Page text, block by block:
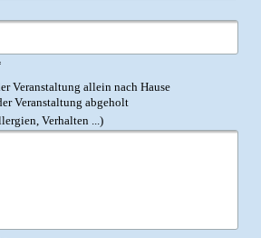
Veranstaltung allein nach Hause
Veranstaltung abgeholt
Verhalten ...)